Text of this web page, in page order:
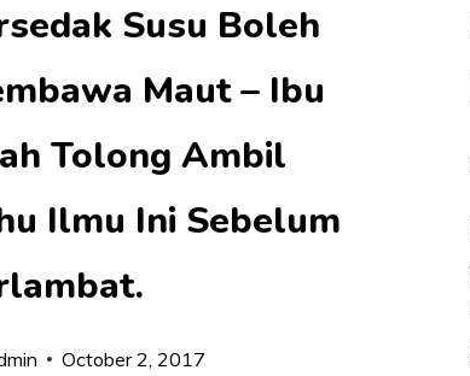
Susu Boleh
Maut – Ibu
Tolong Ambil
Ilmu Ini Sebelum
October 2, 2017